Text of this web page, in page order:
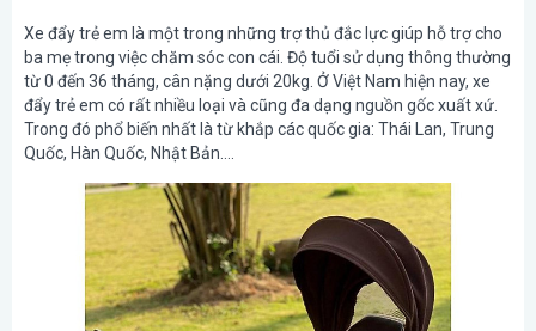
Xe đẩy trẻ em là một trong những trợ thủ đắc lực giúp hỗ trợ cho
ba mẹ trong việc chăm sóc con cái. Độ tuổi sử dụng thông thường
từ 0 đến 36 tháng, cân nặng dưới 20kg. Ở Việt Nam hiện nay, xe
đẩy trẻ em có rất nhiều loại và cũng đa dạng nguồn gốc xuất xứ.
Trong đó phổ biến nhất là từ khắp các quốc gia: Thái Lan, Trung
Quốc, Hàn Quốc, Nhật Bản….